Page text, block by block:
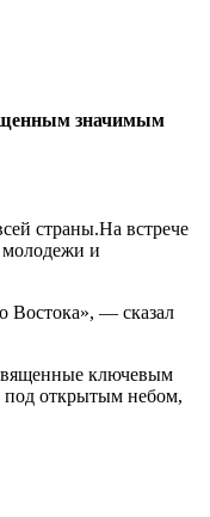
значимым
страны.На встрече
молодежи и
Востока», — сказал
ключевым
под открытым небом,